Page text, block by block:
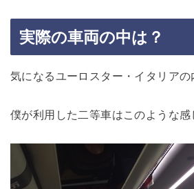
実際の車両の中は？
気になるユーロスター・イタリアの
僕が利用した二等車はこのような感